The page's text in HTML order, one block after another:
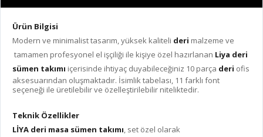
Ürün Bilgisi
Modern ve minimalist tasarım, yüksek kaliteli deri malzeme ve
tamamen profesyonel el işçiliği ile kişiye özel hazırlanan Liya deri
sümen takımı içerisinde ihtiyaç duyabileceğiniz 10 parça deri ofis
aksesuarından oluşmaktadır. İsimlik tabelası, 11 farklı font
seçeneği ile üretilebilir ve özelleştirilebilir niteliktedir.
Teknik Özellikler
LİYA deri masa sümen takımı , set özel olarak